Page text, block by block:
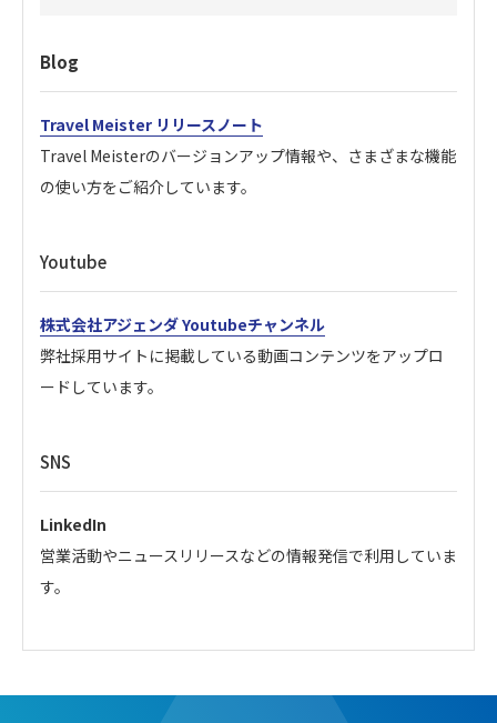
Blog
Travel Meister リリースノート
Travel Meisterのバージョンアップ情報や、さまざまな機能
の使い方をご紹介しています。
Youtube
株式会社アジェンダ Youtubeチャンネル
弊社採用サイトに掲載している動画コンテンツをアップロ
ードしています。
SNS
LinkedIn
営業活動やニュースリリースなどの情報発信で利用していま
す。